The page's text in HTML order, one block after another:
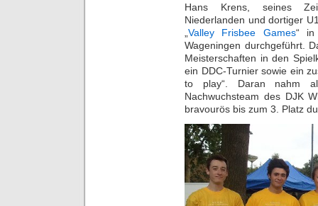
Hans Krens, seines
Niederlanden und dortiger
Valley Frisbee Games“ in
Wageningen durchgeführt.
Meisterschaften in den
ein DDC-Turnier sowie ein
to play“. Daran nahm
Nachwuchsteam des DJK
bravourös bis zum 3. Platz